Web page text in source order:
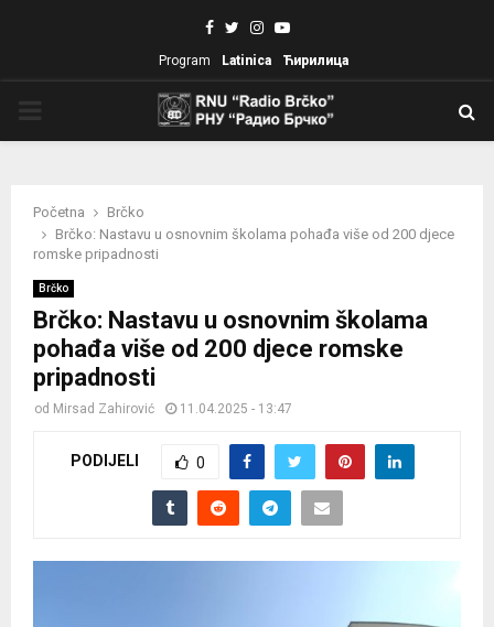
Facebook
TwitterInstagram
Youtube
Program Latinica Ћирилица
Početna
Brčko
Brčko: Nastavu u osnovnim školama pohađa više od 200 djece
romske pripadnosti
Brčko
Brčko: Nastavu u osnovnim školama
pohađa više od 200 djece romske
pripadnosti
od Mirsad Zahirović 11.04.2025 - 13:47
PODIJELI 0